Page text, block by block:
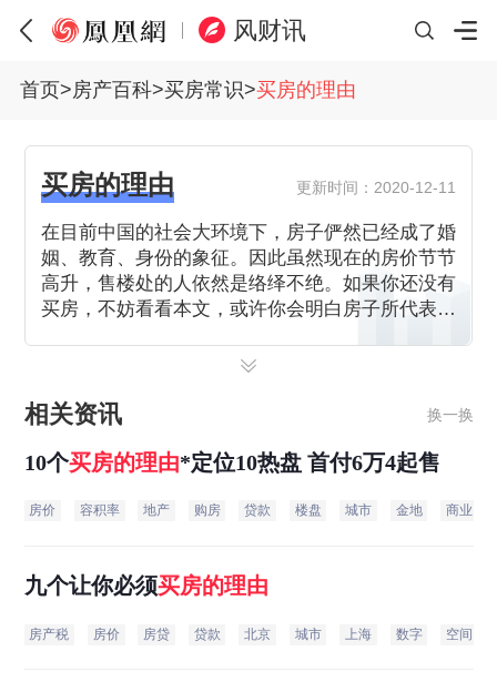
风财讯
首页>房产百科>买房常识>买房的理由
买房的理由 更新时间：2020-12-11
在目前中国的社会大环境下，房子俨然已经成了婚
姻、教育、身份的象征。因此虽然现在的房价节节
高升，售楼处的人依然是络绎不绝。如果你还没有
买房，不妨看看本文，或许你会明白房子所代表的
相关资讯 换一换
10个买房的理由*定位10热盘 首付6万4起售
房价 容积率 地产 购房 贷款 楼盘 城市 金地 商业
九个让你必须买房的理由
房产税 房价 房贷 贷款 北京 城市 上海 数字 空间